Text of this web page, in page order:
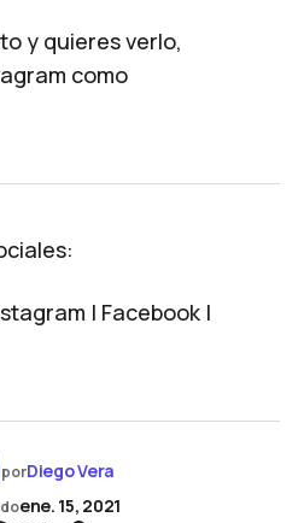
y quieres verlo,
como
| Facebook |
porDiego Vera
ene. 15, 2021